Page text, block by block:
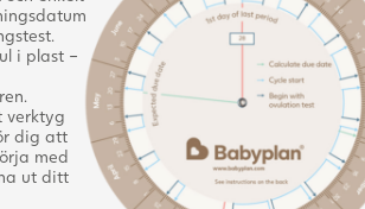
i plast –
verktyg
dig att
med
ut ditt